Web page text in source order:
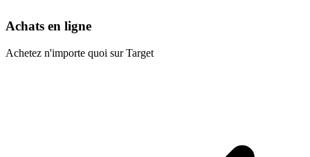
Achats en ligne
Achetez n'importe quoi sur Target